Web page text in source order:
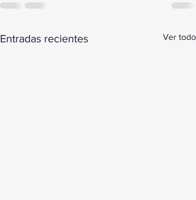
Entradas recientes Ver todo